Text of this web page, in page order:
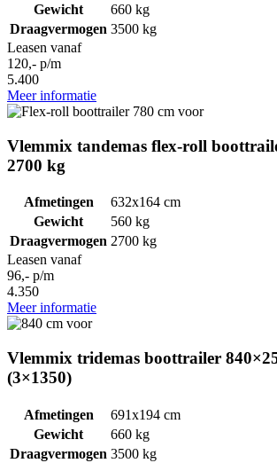
Gewicht
660 kg
Draagvermogen 3500 kg
Leasen vanaf
120,- p/m
5.400
Meer informatie
Vlemmix tandemas flex-roll
2700 kg
Afmetingen
632x164 cm
Gewicht
560 kg
Draagvermogen 2700 kg
Leasen vanaf
96,- p/m
4.350
Meer informatie
Vlemmix tridemas boottrailer
(3×1350)
Afmetingen
691x194 cm
Gewicht
660 kg
Draagvermogen 3500 kg